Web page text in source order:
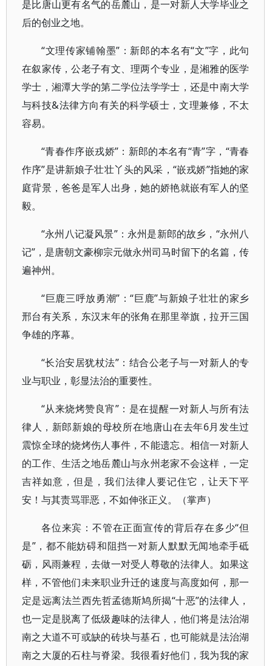
是比唐山更有名气的岳麓山，是一对新人大学毕业之
后的创业之地。
“文理传家铺翰墨”：新郎的本名有“文”字，此句
在叙家传，公老子有文、理两个专业，是湘雅的医学
学士，湘潭大学的第二学位法学学士，还是中南大学
与科技&法律方向有关的科学硕士，文理兼修，不太
容易。
“青春作序嵌戎娇”：新郎的本名有“青”字，“青春
作序”是讲新娘子壮壮丫头的风采，“嵌戎娇”指她的家
庭背景，爸爸是军人出身，她的娇艳就嵌有军人的坚
毅。
“永州八记凝风景”：永州是新郎的故乡，“永州八
记”，是唐朝文豪柳宗元做永州司马时留下的名篇，传
遍神州。
“巨鹿三呼放勇潮”：“巨鹿”与新娘子壮壮的家乡
邢台有关系，东汉末年的张角在那里举旗，拉开三国
争雄的序幕。
“长治安居犹杖法”：结合公老子与一对新人的专
业与职业，彰显法治的重要性。
“从来烧烤赞良宵”：是在提醒一对新人与所有法
律人，新郎新娘的母校所在地唐山在去年6月发生过
震惊全球的烧烤伤人事件，不能遗忘。相信一对新人
的工作、生活之地岳麓山与永州老家不会这样，一定
吉祥如意，但是，我们法律人要记住它，让天下平
安！与其责骂罪恶，不如伸张正义。（掌声）
各位来宾：不管在正面宣传的背后存在多少“但
是”，都不能妨碍和阻挡一对新人默默无闻地牵手砥
砺，风雨兼程，去做一对受人尊敬的法律人。如果这
样，不管他们未来职业升迁的速度与高度如何，那一
定是远离法兰西先哲孟德斯鸠所揭“十恶”的法律人，
也一定是脱离了低级趣味的法律人，他们将是法治湖
南之大道不可或缺的砖块与基石，也可能就是法治湖
南之大厦的石柱与脊梁。我很看好他们，我为我的家